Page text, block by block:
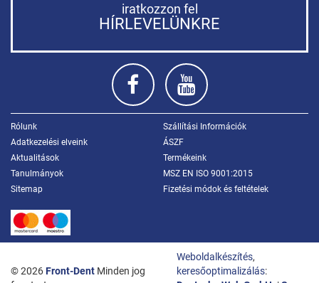
iratkozzon fel
HÍRLEVELÜNKRE
Rólunk
Szállítási Információk
Adatkezelési elveink
ÁSZF
Aktualitások
Termékeink
Tanulmányok
MSZ EN ISO 9001:2015
Sitemap
Fizetési módok és feltételek
© 2026Front-Dent Minden jog
Weboldalkészítés,
keresőoptimalizálás: